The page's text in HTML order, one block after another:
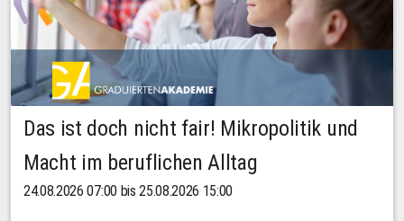
Das ist doch nicht fair! Mikropolitik und
Macht im beruflichen Alltag
24.08.2026 07:00 bis 25.08.2026 15:00